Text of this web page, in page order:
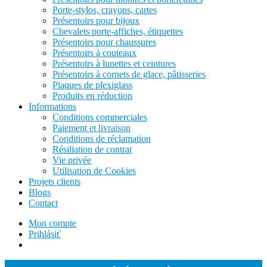
Porte-stylos, crayons, cartes
Présentoirs pour bijoux
Chevalets porte-affiches, étiquettes
Présentoirs pour chaussures
Présentoirs à couteaux
Présentoirs à lunettes et ceintures
Présentoirs à cornets de glace, pâtisseries
Plaques de plexiglass
Produits en réduction
Informations
Conditions commerciales
Paiement et livraison
Conditions de réclamation
Résiliation de contrat
Vie privée
Utilisation de Cookies
Projets clients
Blogs
Contact
Mon compte
Prihlásiť